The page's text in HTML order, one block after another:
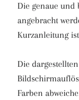
Die genaue und
angebracht
Kurzanleitung
Die
Farben